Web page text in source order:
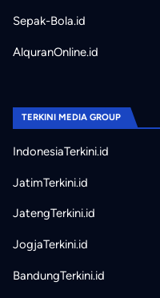
Sepak-Bola.id
AlquranOnline.id
TERKINI MEDIA GROUP
IndonesiaTerkini.id
JatimTerkini.id
JatengTerkini.id
JogjaTerkini.id
BandungTerkini.id